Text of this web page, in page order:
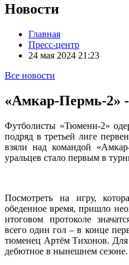
Новости
Главная
Пресс-центр
24 мая 2024 21:23
Все новости
«Амкар-Пермь-2»
Футболисты «Тюмени-2»
подряд в третьей лиге
взяли над командой
уральцев стало первым в
Посмотреть на игру,
обеденное время, пришло
итоговом протоколе
всего один гол – в конце
тюменец Артём Тихонов. Для
дебютное в нынешнем сезоне.